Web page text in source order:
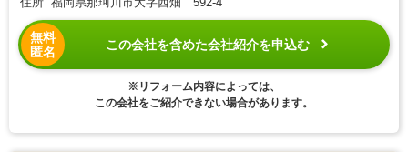
無料
匿名
この会社を含めた会社紹介を申込む
※リフォーム内容によっては、
この会社をご紹介できない場合があります。